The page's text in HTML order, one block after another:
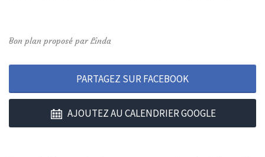
Bon plan proposé par Linda
PARTAGEZ SUR FACEBOOK
AJOUTEZ AU CALENDRIER GOOGLE